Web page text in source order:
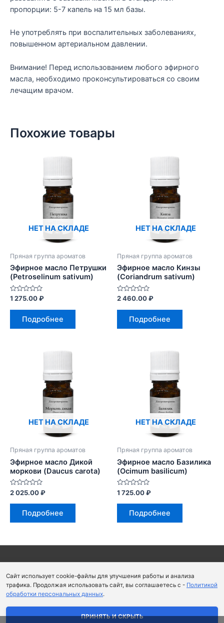
пропорции: 5-7 капель на 15 мл базы.
Не употреблять при воспалительных заболеваниях,
повышенном артериальном давлении.
Внимание! Перед использованием любого эфирного
масла, необходимо проконсультироваться со своим
лечащим врачом.
Похожие товары
НЕТ НА СКЛАДЕ
Пряная группа ароматов
Эфирное масло Петрушки
(Petrоsеlinum sativum)
Оценка
из
1 275.00₽
Подробнее
НЕТ НА СКЛАДЕ
Пряная группа ароматов
Эфирное масло Кинзы
(Coriandrum sativum)
Оценка
из
2 460.00₽
Подробнее
НЕТ НА СКЛАДЕ
Пряная группа ароматов
Эфирное масло Дикой
моркови (Daucus carota)
Оценка
0
из
2 025.00₽
Подробнее
НЕТ НА СКЛАДЕ
Пряная группа ароматов
Эфирное масло Базилика
(Ocimum basilicum)
Оценка
0
из
1 725.00₽
Подробнее
аромапсихологии Aromaobraz School
соглашение
Сайт использует cookie-файлы для улучшения работы и анализа
трафика. Продолжая использовать сайт, вы соглашаетесь с - Политикой
обработки персональных данных.
ПРИНЯТЬ И СКРЫТЬ